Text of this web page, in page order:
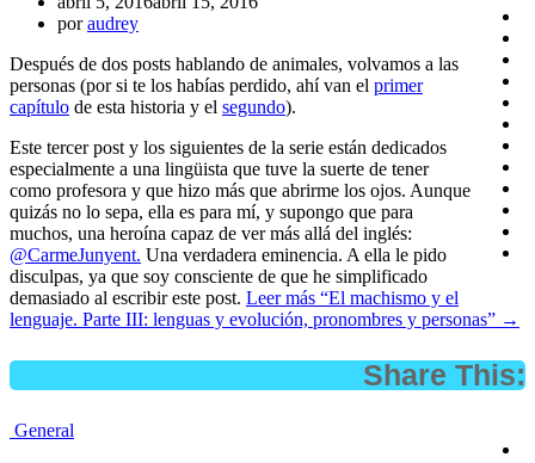
poraudrey
Después de dos posts hablando de animales, volvamos a las
personas (por si te los habías perdido, ahí van el primer
capítulo de esta historia y el segundo).
Este tercer post y los siguientes de la serie están dedicados
especialmente a una lingüista que tuve la suerte de tener
como profesora y que hizo más que abrirme los ojos. Aunque
quizás no lo sepa, ella es para mí, y supongo que para
muchos, una heroína capaz de ver más allá del inglés:
@CarmeJunyent. Una verdadera eminencia. A ella le pido
disculpas, ya que soy consciente de que he simplificado
demasiado al escribir este post. Leer más “El machismo y el
lenguaje. Parte III: lenguas y evolución, pronombres y personas” →
Share This:
General